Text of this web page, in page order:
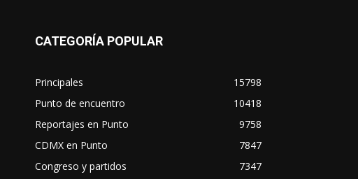
CATEGORÍA POPULAR
Principales
15798
Punto de encuentro
10418
Reportajes en Punto
9758
CDMX en Punto
7847
Congreso y partidos
7347